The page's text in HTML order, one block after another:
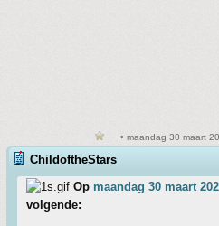
• maandag 30 maart
ChildoftheStars
Op maandag 30 maart
volgende: